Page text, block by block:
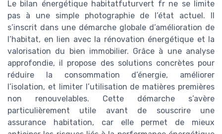
Le bilan énergétique habitatfuturvert fr ne se limite
pas à une simple photographie de l’état actuel. Il
s’inscrit dans une démarche globale d’amélioration de
l’habitat, en lien avec la rénovation énergétique et la
valorisation du bien immobilier. Grâce à une analyse
approfondie, il propose des solutions concrètes pour
réduire la consommation d’énergie, améliorer
l’isolation, et limiter l’utilisation de matières premières
non renouvelables. Cette démarche s’avère
particulièrement utile avant de souscrire une
assurance habitation, car elle permet de mieux